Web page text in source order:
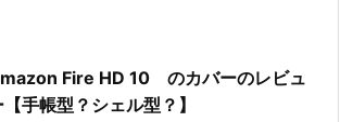
Fire HD 10 のカバーのレビュ
【手帳型？シェル型？】